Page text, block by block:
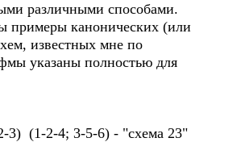
различными способами.
примеры канонических (или
известных мне по
указаны полностью для
3) (1-2-4; 3-5-6) - "схема 23"